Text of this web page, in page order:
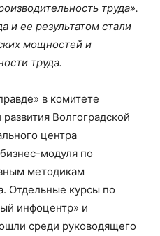
труда».
и ее результатом стали
мощностей и
труда.
в комитете
Волгоградской
центра
модуля по
методикам
Отдельные курсы по
инфоцентр» и
среди руководящего